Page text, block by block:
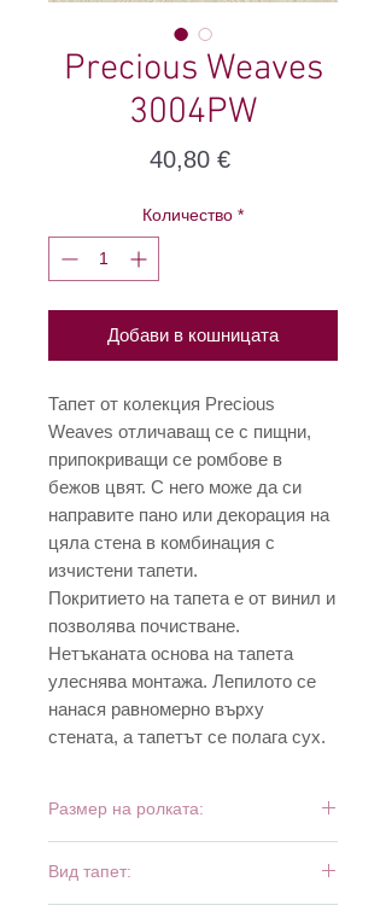
Precious Weaves
3004PW
40,80 €Цена
Количество *
Добави в кошницата
Тапет от колекция Precious
Weaves отличаващ се с пищни,
припокриващи се ромбове в
бежов цвят. С него може да си
направите пано или декорация на
цяла стена в комбинация с
изчистени тапети.
Покритието на тапета е от винил и
позволява почистване.
Нетъканата основа на тапета
улеснява монтажа. Лепилото се
нанася равномерно върху
стената, а тапетът се полага сух.
Размер на ролката:
Вид тапет: